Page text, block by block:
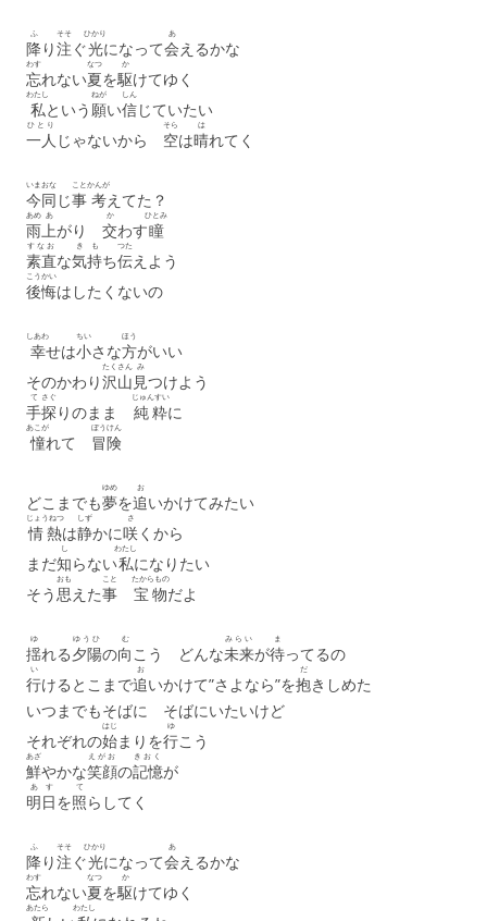
降
ふ
り注
そそ
ぐ光
ひかり
になって会
あ
えるかな
忘
わす
れない夏
なつ
を駆
か
けてゆく
私
わたし
という願
ねが
い信
しん
じていたい
一人
ひとり
じゃないから 空
そら
は晴
は
れてく
今
いま
同
おな
じ事
こと
考
かんが
えてた？
雨
あめ
上
あ
がり 交
か
わす瞳
ひとみ
素直
すなお
な気
き
持
も
ち伝
つた
えよう
後悔
こうかい
はしたくないの
幸
しあわ
せは小
ちい
さな方
ほう
がいい
そのかわり沢山
たくさん
見
み
つけよう
手
て
探
さぐ
りのまま 純粋
じゅんすい
に
憧
あこが
れて 冒険
ぼうけん
どこまでも夢
ゆめ
を追
お
いかけてみたい
情熱
じょうねつ
は静
しず
かに咲
さ
くから
まだ知
し
らない私
わたし
になりたい
そう思
おも
えた事
こと
宝物
たからもの
だよ
揺
ゆ
れる夕陽
ゆうひ
の向
む
こう どんな未来
みらい
が待
ま
ってるの
行
い
けるとこまで追
お
いかけて”さよなら”を抱
だ
きしめた
いつまでもそばに そばにいたいけど
それぞれの始
はじ
まりを行
ゆ
こう
鮮
あざ
やかな笑顔
えがお
の記憶
きおく
が
明日
あす
を照
て
らしてく
降
ふ
り注
そそ
ぐ光
ひかり
になって会
あ
えるかな
忘
わす
れない夏
なつ
を駆
か
けてゆく
あたら わたし